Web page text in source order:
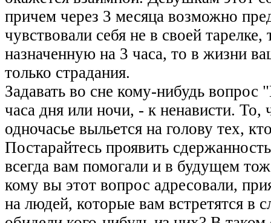
причем через 3 месяца возможно
чувствовали себя не в своей
назначенную на 3 часа, то в жизни
только страдания.
Задавать во сне кому-нибудь
часа дня или ночи, - к ненависти.
одночасье выльется на голову тех,
Постарайтесь проявить
всегда вам помогали и в будущем
кому вы этот вопрос адресовали,
на людей, которые вам встретятся